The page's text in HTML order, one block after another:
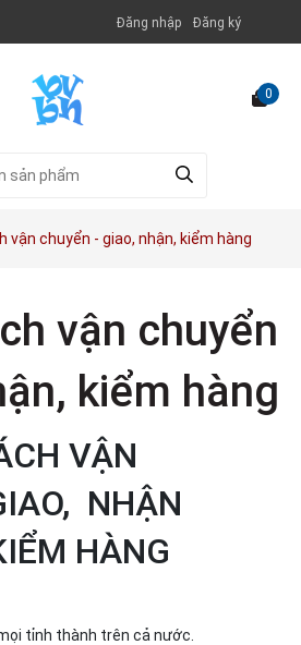
Đăng nhập Đăng ký
0
vận chuyển - giao, nhận, kiểm hàng
vận chuyển
kiểm hàng
VẬN
NHẬN
HÀNG
tỉnh thành trên cả nước.